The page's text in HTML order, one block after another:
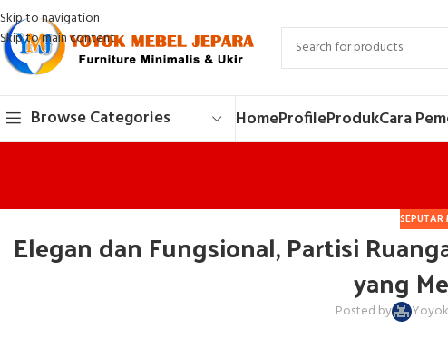
Skip to navigation
Skip to main content
Browse Categories HomeProfileProdukCara
SEPUTAR
Elegan dan Fungsional, Partisi
yang
Posted by